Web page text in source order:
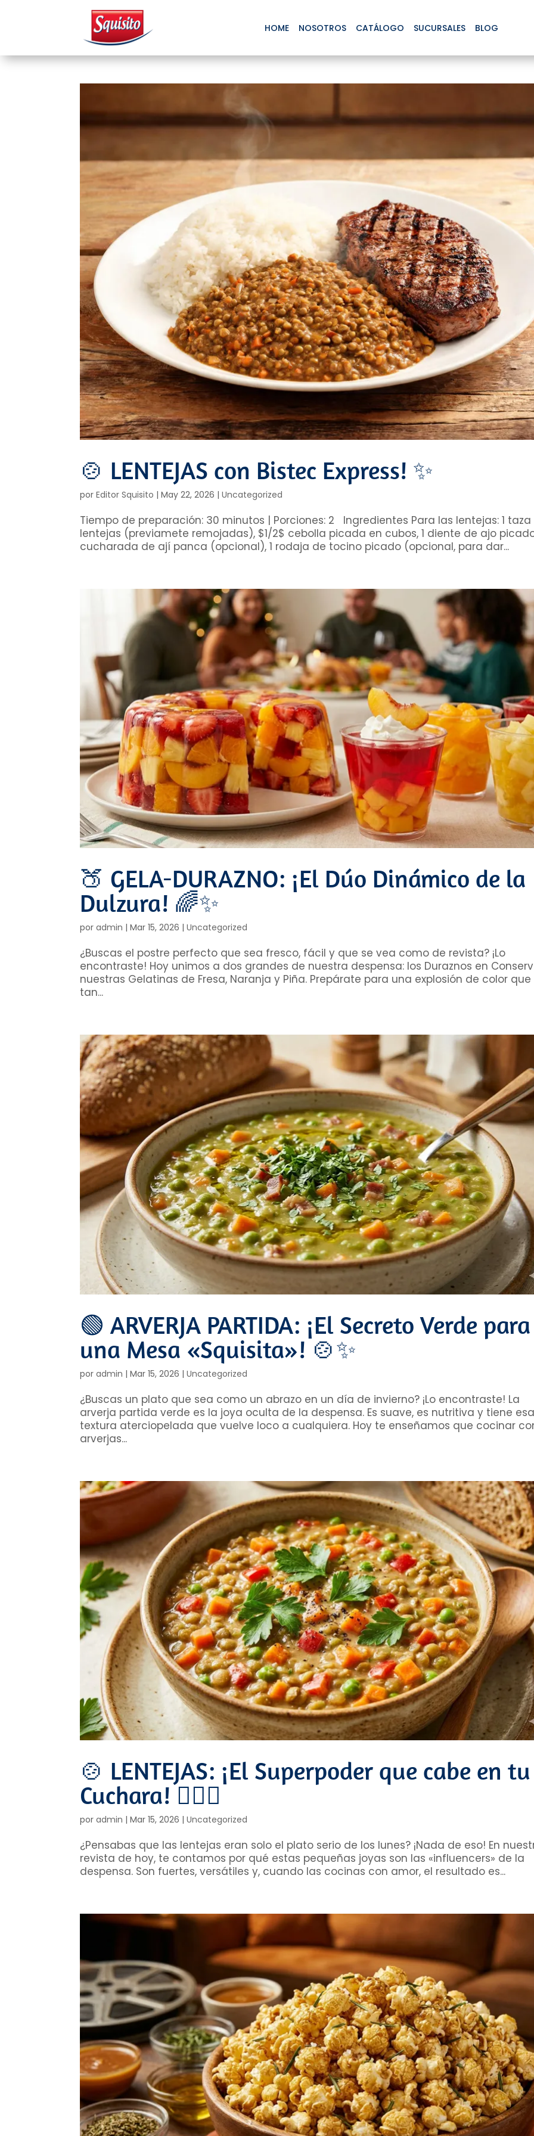
HOME NOSOTROS CATÁLOGO SUCURSALES BLOG
🍲 LENTEJAS con Bistec Express! ✨
porEditor Squisito |May 22, 2026 |Uncategorized
Tiempo de preparación: 30 minutos | Porciones: 2 Ingredientes Para las lentejas: 1
lentejas (previamete remojadas), $1/2$ cebolla picada en cubos, 1 diente de ajo
cucharada de ají panca (opcional), 1 rodaja de tocino picado (opcional, para dar...
🍑 GELA-DURAZNO: ¡El Dúo Dinámico de la
Dulzura! 🌈✨
poradmin |Mar 15, 2026 |Uncategorized
¿Buscas el postre perfecto que sea fresco, fácil y que se vea como de revista? ¡Lo
encontraste! Hoy unimos a dos grandes de nuestra despensa: los Duraznos en
nuestras Gelatinas de Fresa, Naranja y Piña. Prepárate para una explosión de color que
tan...
🟢 ARVERJA PARTIDA: ¡El Secreto Verde para
una Mesa «Squisita»! 🍲✨
poradmin |Mar 15, 2026 |Uncategorized
¿Buscas un plato que sea como un abrazo en un día de invierno? ¡Lo encontraste! La
arverja partida verde es la joya oculta de la despensa. Es suave, es nutritiva y tiene
textura aterciopelada que vuelve loco a cualquiera. Hoy te enseñamos que cocinar
arverjas...
🍲 LENTEJAS: ¡El Superpoder que cabe en tu
Cuchara! 🦸‍♂️✨
poradmin |Mar 15, 2026 |Uncategorized
¿Pensabas que las lentejas eran solo el plato serio de los lunes? ¡Nada de eso! En
revista de hoy, te contamos por qué estas pequeñas joyas son las «influencers» de la
despensa. Son fuertes, versátiles y, cuando las cocinas con amor, el resultado es...